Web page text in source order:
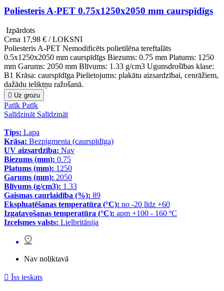
Poliesteris A-PET 0.75x1250x2050 mm caurspīdīgs
Izpārdots
Cena 17,98 € / LOKSNI
Poliesteris A-PET Nemodificēts polietilēna tereftalāts
0.5x1250x2050 mm caurspīdīgs Biezums: 0.75 mm Platums: 1250
mm Garums: 2050 mm Blīvums: 1.33 g/cm3 Ugunsdrošības klase:
B1 Krāsa: caurspīdīga Pielietojums: plakātu aizsardzībai, cenrāžiem,
dažādu ieliktņu ražošanā.
 Uz grozu
Patīk Patīk
Salīdzināt Salīdzināt
Tips: Lapa
Krāsa: Bezpigmenta (caurspīdīga)
UV aizsardzība: Nav
Biezums (mm): 0.75
Platums (mm): 1250
Garums (mm): 2050
Blīvums (g/cm3): 1.33
Gaismas caurlaidība (%): 89
Ekspluatēšanas temperatūra (°C): no -20 līdz +60
Izgatavošanas temperatūra (°C): apm +100 - 160 ºC
Izcelsmes valsts: Lielbritānija
Nav noliktavā
 Īss ieskats